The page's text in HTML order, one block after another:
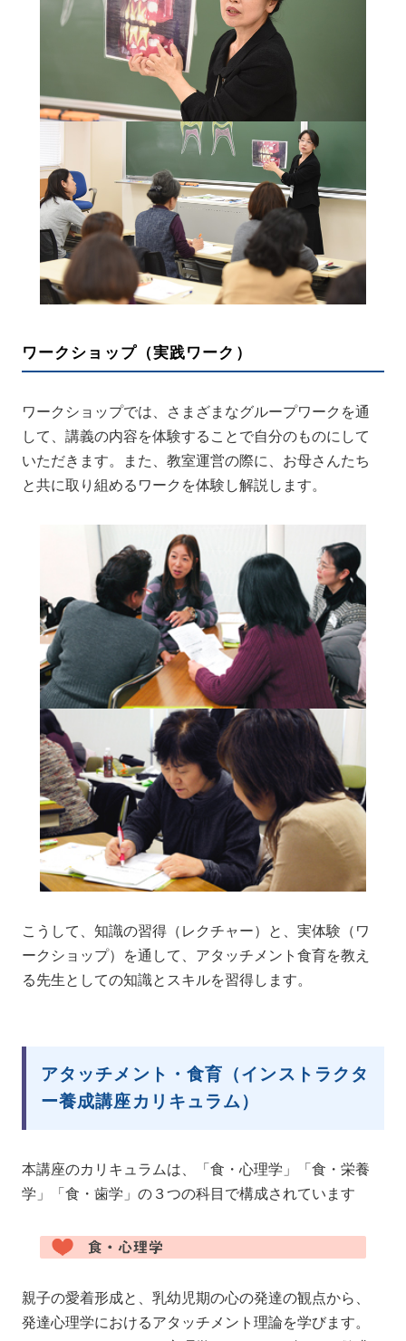
ワークショップ（実践ワーク）
ワークショップでは、さまざまなグループワークを通
して、講義の内容を体験することで自分のものにして
いただきます。また、教室運営の際に、お母さんたち
と共に取り組めるワークを体験し解説します。
こうして、知識の習得（レクチャー）と、実体験（ワ
ークショップ）を通して、アタッチメント食育を教え
る先生としての知識とスキルを習得します。
アタッチメント・食育（インストラクタ
ー養成講座カリキュラム）
本講座のカリキュラムは、「食・心理学」「食・栄養
学」「食・歯学」の３つの科目で構成されています
親子の愛着形成と、乳幼児期の心の発達の観点から、
発達心理学におけるアタッチメント理論を学びます。